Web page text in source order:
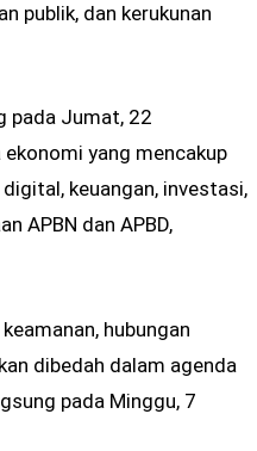
publik, dan kerukunan
pada Jumat, 22
yang mencakup
keuangan, investasi,
APBN dan APBD,
hubungan
dibedah dalam agenda
pada Minggu, 7